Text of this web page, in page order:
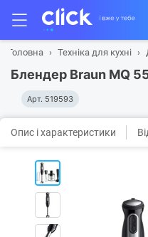
Головна Техніка для кухні
Блендер Braun MQ
Арт. 519593
Опис і характеристики